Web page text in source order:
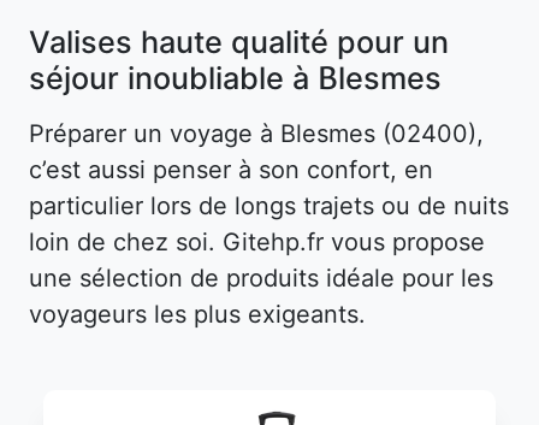
Valises haute qualité pour un
séjour inoubliable à Blesmes
Préparer un voyage à Blesmes (02400),
c’est aussi penser à son confort, en
particulier lors de longs trajets ou de nuits
loin de chez soi. Gitehp.fr vous propose
une sélection de produits idéale pour les
voyageurs les plus exigeants.